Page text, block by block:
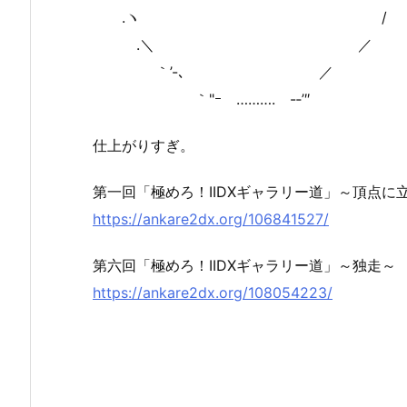
.ヽ /
.＼ ／
｀’-､ ／
｀"ｰ ………. -‐’″
仕上がりすぎ。
第一回「極めろ！IIDXギャラリー道」～頂点に
https://ankare2dx.org/106841527/
第六回「極めろ！IIDXギャラリー道」～独走～
https://ankare2dx.org/108054223/